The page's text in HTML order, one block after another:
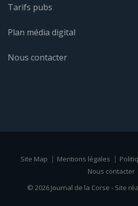
Tarifs pubs
Plan média digital
Nous contacter
Site Map Mentions légales
Nous contacter
© 2026 Journal de la Corse - Site